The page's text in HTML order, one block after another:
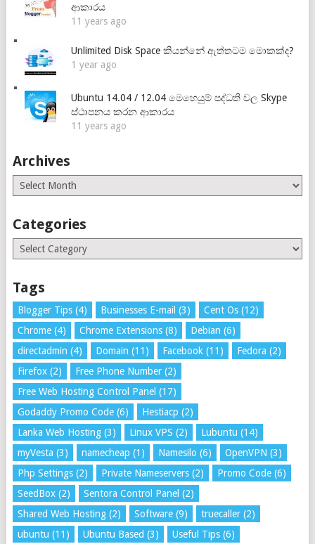
ආකාරය
11 years ago
Unlimited Disk Space කියන්නේ ඇත්තටම මොකක්ද?
1 year ago
Ubuntu 14.04 / 12.04 මෙහෙයුම් පද්ධති වල Skype
ස්ථාපනය කරන ආකාරය
11 years ago
Archives
Archives
Categories
Categories
Tags
Blogger Tips(4) Businesses E-mail (3) Cent Os(12)
Chrome(4) Chrome Extensions(8) Debian (6)
directadmin (4) Domain (11) Facebook(11) Fedora (2)
Firefox(2) Free Phone Number(2)
Free Web Hosting Control Panel (17)
Godaddy Promo Code(6) Hestiacp (2)
Lanka Web Hosting(3) Linux VPS (2) Lubuntu (14)
myVesta (3) namecheap (1) Namesilo (6) OpenVPN (3)
Php Settings(2) Private Nameservers(2) Promo Code(6)
SeedBox(2) Sentora Control Panel (2)
Shared Web Hosting(2) Software(9) truecaller(2)
ubuntu (11) Ubuntu Based (3) Useful Tips(6)